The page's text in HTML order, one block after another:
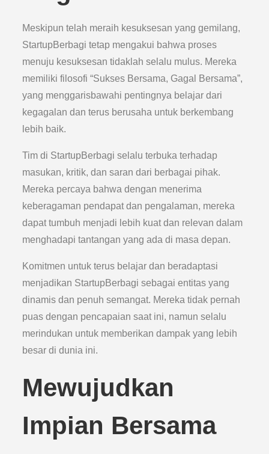
Meskipun telah meraih kesuksesan yang gemilang,
StartupBerbagi tetap mengakui bahwa proses
menuju kesuksesan tidaklah selalu mulus. Mereka
memiliki filosofi “Sukses Bersama, Gagal Bersama”,
yang menggarisbawahi pentingnya belajar dari
kegagalan dan terus berusaha untuk berkembang
lebih baik.
Tim di StartupBerbagi selalu terbuka terhadap
masukan, kritik, dan saran dari berbagai pihak.
Mereka percaya bahwa dengan menerima
keberagaman pendapat dan pengalaman, mereka
dapat tumbuh menjadi lebih kuat dan relevan dalam
menghadapi tantangan yang ada di masa depan.
Komitmen untuk terus belajar dan beradaptasi
menjadikan StartupBerbagi sebagai entitas yang
dinamis dan penuh semangat. Mereka tidak pernah
puas dengan pencapaian saat ini, namun selalu
merindukan untuk memberikan dampak yang lebih
besar di dunia ini.
Mewujudkan
Impian Bersama